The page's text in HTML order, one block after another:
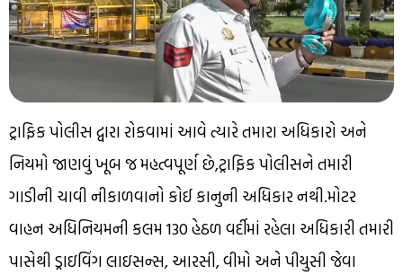
ટ્રાફિક પોલીસ દ્વારા રોકવામાં આવે ત્યારે તમારા અધિકારો અને
નિયમો જાણવું ખૂબ જ મહત્વપૂર્ણ છે,ટ્રાફિક પોલીસને તમારી
ગાડીની ચાવી નીકાળવાનો કોઈ કાનુની અધિકાર નથી.મોટર
વાહન અધિનિયમની કલમ 130 હેઠળ વર્દીમાં રહેલા અધિકારી તમારી
પાસેથી ડ્રાઇવિંગ લાઇસન્સ, આરસી, વીમો અને પીયુસી જેવા